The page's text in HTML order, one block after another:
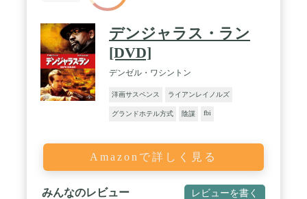
デンジャラス・ラン
[DVD]
デンゼル・ワシントン
洋画サスペンス ライアンレイノルズ
グランドホテル方式 陰謀 fbi
Amazonで詳しく見る
みんなのレビュー レビューを書く